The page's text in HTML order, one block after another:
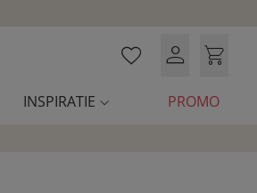
INSPIRATIE
PROMO